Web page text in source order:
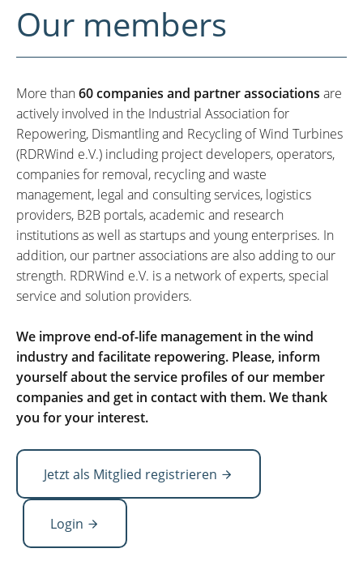
Our members
More than60 companies and partner associations are
actively involved in the Industrial Association for
Repowering, Dismantling and Recycling of Wind Turbines
(RDRWind e.V.) including project developers, operators,
companies for removal, recycling and waste
management, legal and consulting services, logistics
providers, B2B portals, academic and research
institutions as well as startups and young enterprises. In
addition, our partner associations are also adding to our
strength. RDRWind e.V. is a network of experts, special
service and solution providers.
We improve end-of-life management in the wind
industry and facilitate repowering. Please, inform
yourself about the service profiles of our member
companies and get in contact with them. We thank
you for your interest.
Jetzt als Mitglied registrieren
Login